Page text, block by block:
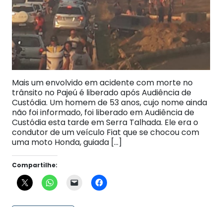
Mais um envolvido em acidente com morte no
trânsito no Pajeú é liberado após Audiência de
Custódia. Um homem de 53 anos, cujo nome ainda
não foi informado, foi liberado em Audiência de
Custódia esta tarde em Serra Talhada. Ele era o
condutor de um veículo Fiat que se chocou com
uma moto Honda, guiada […]
Compartilhe: